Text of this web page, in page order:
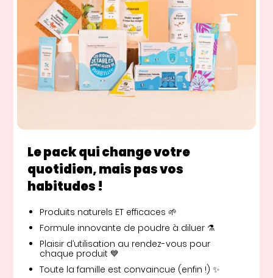
Le pack qui change votre
quotidien, mais pas vos
habitudes !
Produits naturels ET efficaces 🌱
Formule innovante de poudre à diluer ⚗️
Plaisir d’utilisation au rendez-vous pour
chaque produit 💙
Toute la famille est convaincue (enfin !) ✨